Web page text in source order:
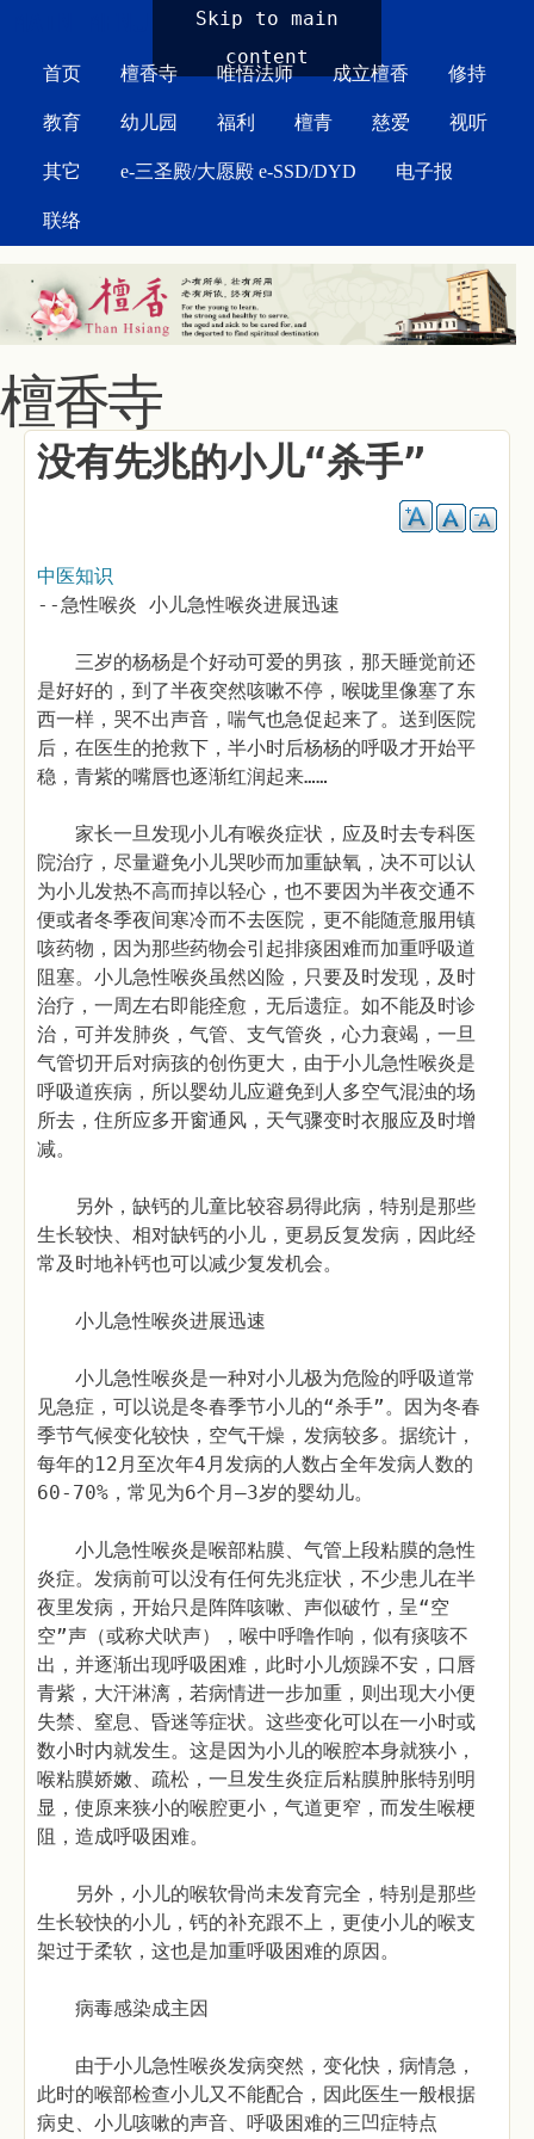
Skip to main
content
首页 檀香寺 唯悟法师 成立檀香 修持
教育 幼儿园 福利 檀青 慈爱 视听
其它 e-三圣殿/大愿殿 e-SSD/DYD 电子报
联络
檀香寺
没有先兆的小儿“杀手”
中医知识
--急性喉炎 小儿急性喉炎进展迅速
三岁的杨杨是个好动可爱的男孩，那天睡觉前还
是好好的，到了半夜突然咳嗽不停，喉咙里像塞了东
西一样，哭不出声音，喘气也急促起来了。送到医院
后，在医生的抢救下，半小时后杨杨的呼吸才开始平
稳，青紫的嘴唇也逐渐红润起来……
家长一旦发现小儿有喉炎症状，应及时去专科医
院治疗，尽量避免小儿哭吵而加重缺氧，决不可以认
为小儿发热不高而掉以轻心，也不要因为半夜交通不
便或者冬季夜间寒冷而不去医院，更不能随意服用镇
咳药物，因为那些药物会引起排痰困难而加重呼吸道
阻塞。小儿急性喉炎虽然凶险，只要及时发现，及时
治疗，一周左右即能痊愈，无后遗症。如不能及时诊
治，可并发肺炎，气管、支气管炎，心力衰竭，一旦
气管切开后对病孩的创伤更大，由于小儿急性喉炎是
呼吸道疾病，所以婴幼儿应避免到人多空气混浊的场
所去，住所应多开窗通风，天气骤变时衣服应及时增
减。
另外，缺钙的儿童比较容易得此病，特别是那些
生长较快、相对缺钙的小儿，更易反复发病，因此经
常及时地补钙也可以减少复发机会。
小儿急性喉炎进展迅速
小儿急性喉炎是一种对小儿极为危险的呼吸道常
见急症，可以说是冬春季节小儿的“杀手”。因为冬春
季节气候变化较快，空气干燥，发病较多。据统计，
每年的12月至次年4月发病的人数占全年发病人数的
60-70%，常见为6个月—3岁的婴幼儿。
小儿急性喉炎是喉部粘膜、气管上段粘膜的急性
炎症。发病前可以没有任何先兆症状，不少患儿在半
夜里发病，开始只是阵阵咳嗽、声似破竹，呈“空
空”声（或称犬吠声），喉中呼噜作响，似有痰咳不
出，并逐渐出现呼吸困难，此时小儿烦躁不安，口唇
青紫，大汗淋漓，若病情进一步加重，则出现大小便
失禁、窒息、昏迷等症状。这些变化可以在一小时或
数小时内就发生。这是因为小儿的喉腔本身就狭小，
喉粘膜娇嫩、疏松，一旦发生炎症后粘膜肿胀特别明
显，使原来狭小的喉腔更小，气道更窄，而发生喉梗
阻，造成呼吸困难。
另外，小儿的喉软骨尚未发育完全，特别是那些
生长较快的小儿，钙的补充跟不上，更使小儿的喉支
架过于柔软，这也是加重呼吸困难的原因。
病毒感染成主因
由于小儿急性喉炎发病突然，变化快，病情急，
此时的喉部检查小儿又不能配合，因此医生一般根据
病史、小儿咳嗽的声音、呼吸困难的三凹症特点